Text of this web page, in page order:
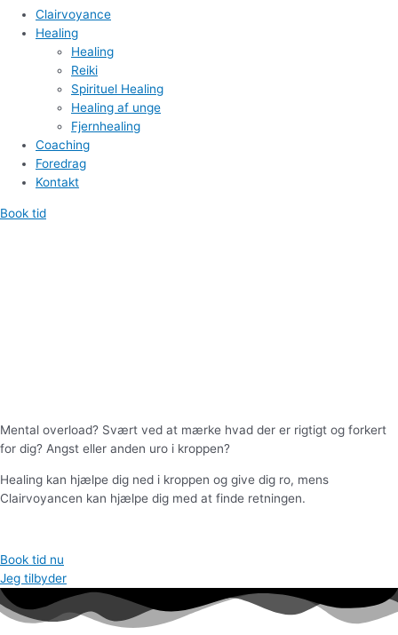
Clairvoyance
Healing
Healing
Reiki
Spirituel Healing
Healing af unge
Fjernhealing
Coaching
Foredrag
Kontakt
Book tid
Mental overload? Svært ved at mærke hvad der er rigtigt og forkert
for dig? Angst eller anden uro i kroppen?
Healing kan hjælpe dig ned i kroppen og give dig ro, mens
Clairvoyancen kan hjælpe dig med at finde retningen.
Book tid nu
Jeg tilbyder